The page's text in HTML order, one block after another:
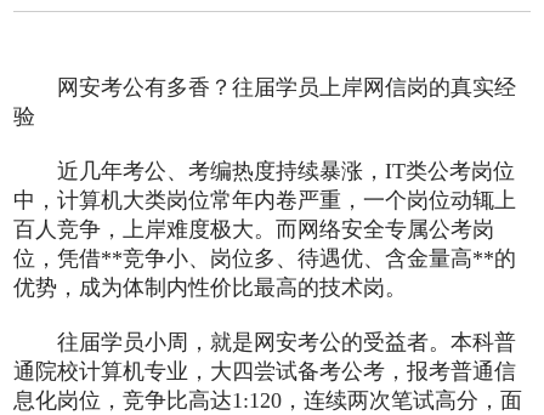
网安考公有多香？往届学员上岸网信岗的真实经
验
近几年考公、考编热度持续暴涨，IT类公考岗位
中，计算机大类岗位常年内卷严重，一个岗位动辄上
百人竞争，上岸难度极大。而网络安全专属公考岗
位，凭借**竞争小、岗位多、待遇优、含金量高**的
优势，成为体制内性价比最高的技术岗。
往届学员小周，就是网安考公的受益者。本科普
通院校计算机专业，大四尝试备考公考，报考普通信
息化岗位，竞争比高达1:120，连续两次笔试高分，面